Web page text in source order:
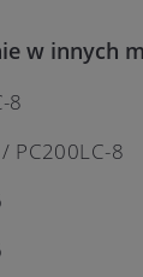
w innych
8
PC200LC-8